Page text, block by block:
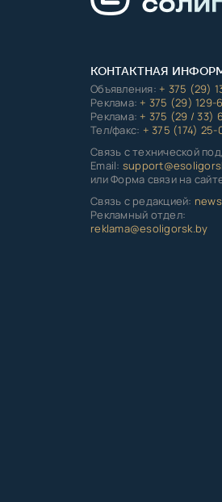
КОНТАКТНАЯ
Объявления:+ 375 (29)
Реклама:+ 375 (29) 129-
Реклама:+ 375 (29 / 33)
Тел/факс: + 375 (174) 25-
Связь с технической
Email:
или Форма связи на
Связь с редакцией:
Рекламный отдел:
reklama@esoligorsk.by